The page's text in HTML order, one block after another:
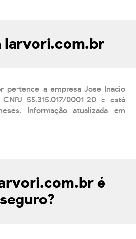
larvori.com.br
pertence a empresa Jose Inacio
55.315.017/0001-20 e está
Informação atualizada em
é
seguro?